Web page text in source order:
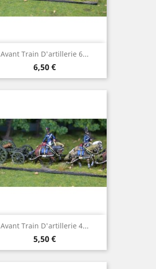
Avant Train D'artillerie 6...
Prix
6,50 €
Avant Train D'artillerie 4...
Prix
5,50 €